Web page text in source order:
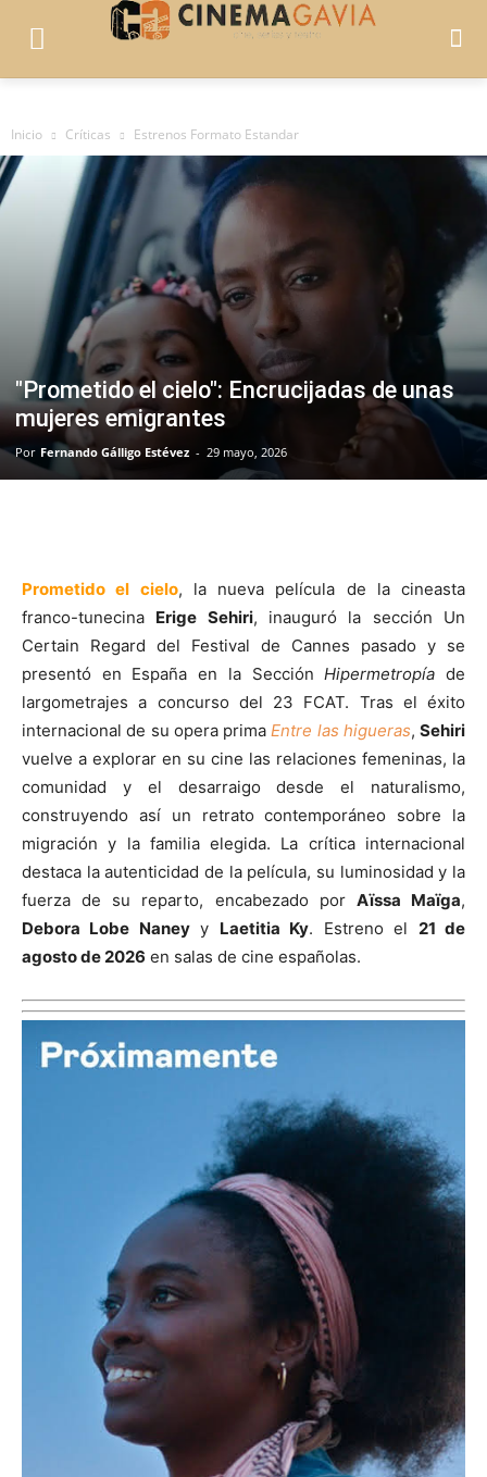
Inicio Críticas Estrenos Formato Estandar
"Prometido el cielo": Encrucijadas de unas
mujeres emigrantes
Por Fernando Gálligo Estévez - 29 mayo, 2026
Prometido el cielo, la nueva película de la cineasta
franco-tunecina Erige Sehiri, inauguró la sección Un
Certain Regard del Festival de Cannes pasado y se
presentó en España en la SecciónHipermetropía de
largometrajes a concurso del 23 FCAT. Tras el éxito
internacional de su opera primaEntre las higueras, Sehiri
vuelve a explorar en su cine las relaciones femeninas, la
comunidad y el desarraigo desde el naturalismo,
construyendo así un retrato contemporáneo sobre la
migración y la familia elegida. La crítica internacional
destaca la autenticidad de la película, su luminosidad y la
fuerza de su reparto, encabezado por Aïssa Maïga,
Debora Lobe Naneyy Laetitia Ky. Estreno el 21 de
agosto de 2026 en salas de cine españolas.